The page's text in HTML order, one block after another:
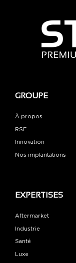
GROUPE
À propos
RSE
Innovation
Nos implantations
EXPERTISES
Aftermarket
Industrie
Santé
Luxe